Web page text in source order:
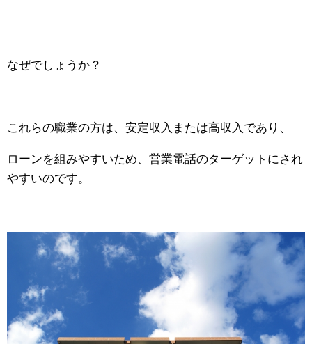
なぜでしょうか？
これらの職業の方は、安定収入または高収入であり、
ローンを組みやすいため、営業電話のターゲットにされ
やすいのです。